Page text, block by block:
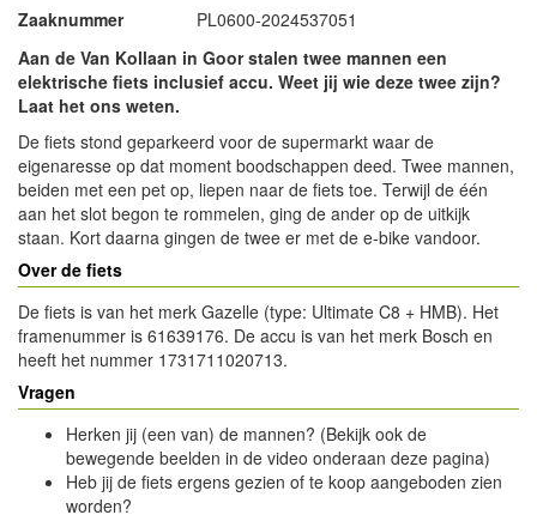
Zaaknummer
PL0600-2024537051
Aan de Van Kollaan in Goor stalen twee mannen een
elektrische fiets inclusief accu. Weet jij wie deze twee zijn?
Laat het ons weten.
De fiets stond geparkeerd voor de supermarkt waar de
eigenaresse op dat moment boodschappen deed. Twee mannen,
beiden met een pet op, liepen naar de fiets toe. Terwijl de één
aan het slot begon te rommelen, ging de ander op de uitkijk
staan. Kort daarna gingen de twee er met de e-bike vandoor.
Over de fiets
De fiets is van het merk Gazelle (type: Ultimate C8 + HMB). Het
framenummer is 61639176. De accu is van het merk Bosch en
heeft het nummer 1731711020713.
Vragen
Herken jij (een van) de mannen? (Bekijk ook de
bewegende beelden in de video onderaan deze pagina)
Heb jij de fiets ergens gezien of te koop aangeboden zien
worden?